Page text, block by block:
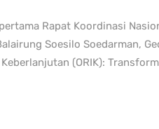
Rapat Koordinasi
Soesilo Soedarman,
(ORIK):